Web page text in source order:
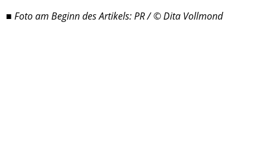
■ Foto am Beginn des Artikels: PR / © Dita Vollmond